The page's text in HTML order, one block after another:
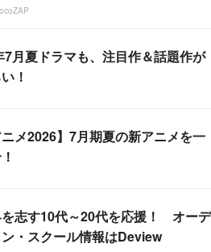
7月夏ドラマも、注目作＆話題作が
！
ニメ2026】7月期夏の新アニメを一
志す10代～20代を応援！ オーデ
ン・スクール情報はDeview